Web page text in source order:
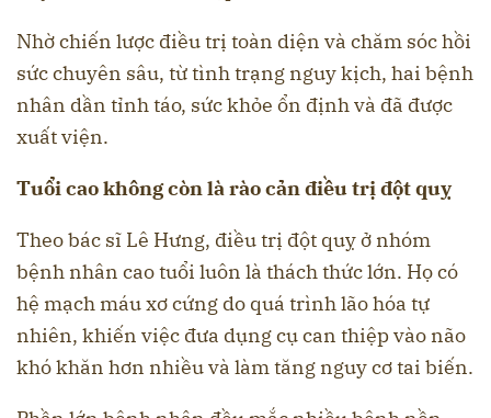
Nhờ chiến lược điều trị toàn diện và chăm sóc hồi
sức chuyên sâu, từ tình trạng nguy kịch, hai bệnh
nhân dần tỉnh táo, sức khỏe ổn định và đã được
xuất viện.
Tuổi cao không còn là rào cản điều trị đột quỵ
Theo bác sĩ Lê Hưng, điều trị đột quỵ ở nhóm
bệnh nhân cao tuổi luôn là thách thức lớn. Họ có
hệ mạch máu xơ cứng do quá trình lão hóa tự
nhiên, khiến việc đưa dụng cụ can thiệp vào não
khó khăn hơn nhiều và làm tăng nguy cơ tai biến.